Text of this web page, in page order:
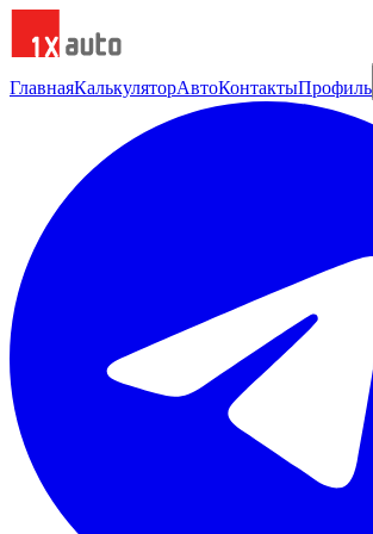
ГлавнаяКалькуляторАвтоКонтактыПрофиль